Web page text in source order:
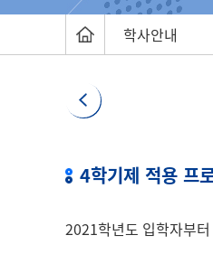
학사안내
4학기제 적용 프
2021학년도 입학자부